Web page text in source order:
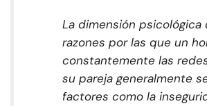
La dimensión psicológica
razones por las que un
constantemente las
su pareja generalmente
factores como la